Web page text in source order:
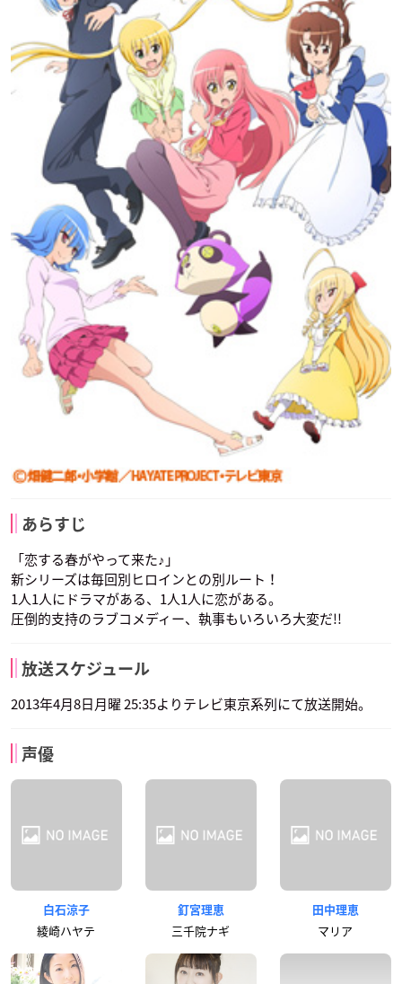
あらすじ
「恋する春がやって来た♪」
新シリーズは毎回別ヒロインとの別ルート！
1人1人にドラマがある、1人1人に恋がある。
圧倒的支持のラブコメディー、執事もいろいろ大変だ!!
放送スケジュール
2013年4月8日月曜 25:35よりテレビ東京系列にて放送開始。
声優
白石涼子
綾崎ハヤテ
釘宮理恵
三千院ナギ
田中理恵
マリア